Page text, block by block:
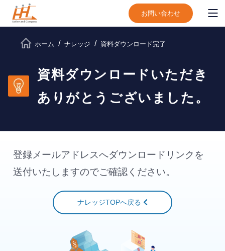
お問い合わせ
ホーム ナレッジ 資料ダウンロード完了
資料ダウンロードいただき
ありがとうございました。
登録メールアドレスへダウンロードリンクを
送付いたしますのでご確認ください。
ナレッジTOPへ戻る